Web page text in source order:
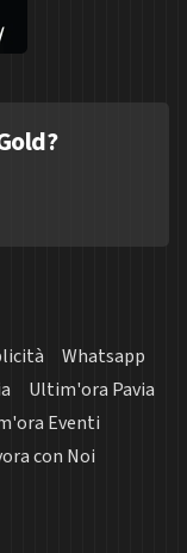
Whatsapp
Ultim'ora Pavia
Eventi
con Noi